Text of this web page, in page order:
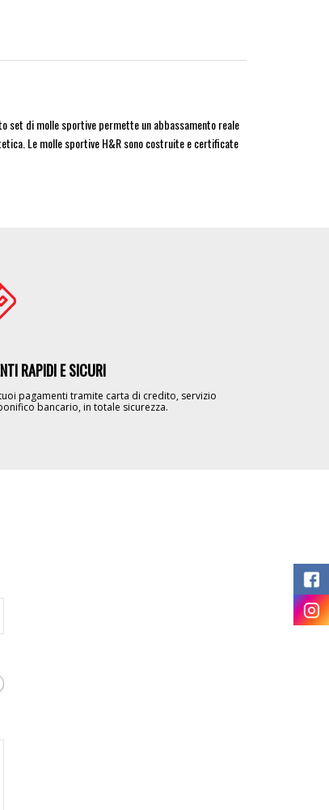
set di molle sportive permette un abbassamento reale
Le molle sportive H&R sono costruite e certificate
RAPIDI E SICURI
pagamenti tramite carta di credito, servizio
bancario, in totale sicurezza.